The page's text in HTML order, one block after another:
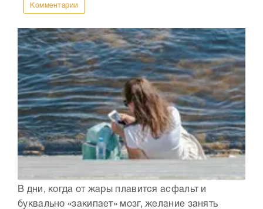
Комментарии
В дни, когда от жары плавится асфальт и
буквально «закипает» мозг, желание занять